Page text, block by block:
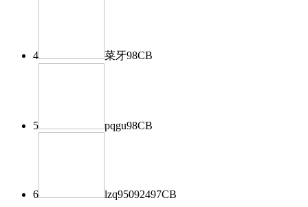
4 菜牙98CB
5 pqgu98CB
6 lzq95092497CB